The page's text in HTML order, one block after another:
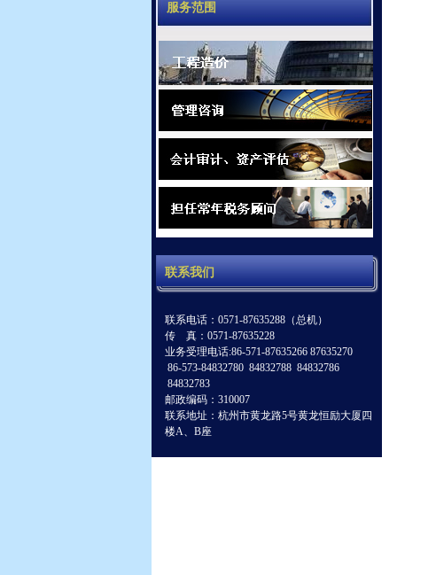
服务范围
联系我们
联系电话：0571-87635288（总机）
传 真：0571-87635228
业务受理电话:86-571-87635266 87635270
86-573-84832780 84832788 84832786
84832783
邮政编码：310007
联系地址：杭州市黄龙路5号黄龙恒励大厦四
楼A、B座